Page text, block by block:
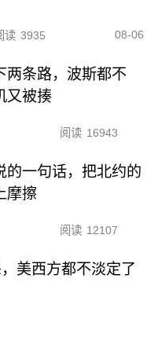
读 3935 08-06
两条路，波斯都不
又被揍
阅读 16943
的一句话，把北约的
摩擦
阅读 12107
美西方都不淡定了